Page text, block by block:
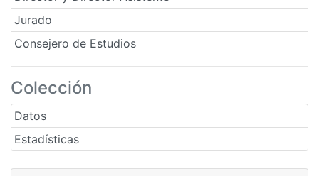
Jurado
Consejero de Estudios
Colección
Datos
Estadísticas